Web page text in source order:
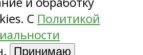
С ПолитикойCopyright ©